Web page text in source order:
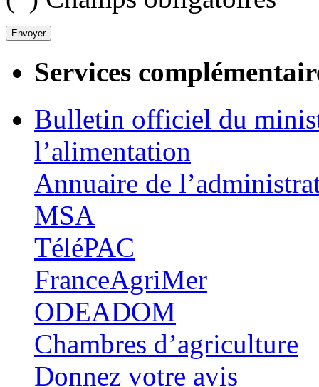
Services
Bulletin officiel du
l’alimentation
Annuaire de
MSA
TéléPAC
FranceAgriMer
ODEADOM
Chambres d’agriculture
Donnez votre avis